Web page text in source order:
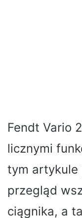
Fendt Vario
licznymi
tym artykule
przegląd
ciągnika, a